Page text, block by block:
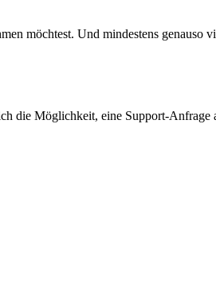
möchtest. Und mindestens
die Möglichkeit, eine Support-